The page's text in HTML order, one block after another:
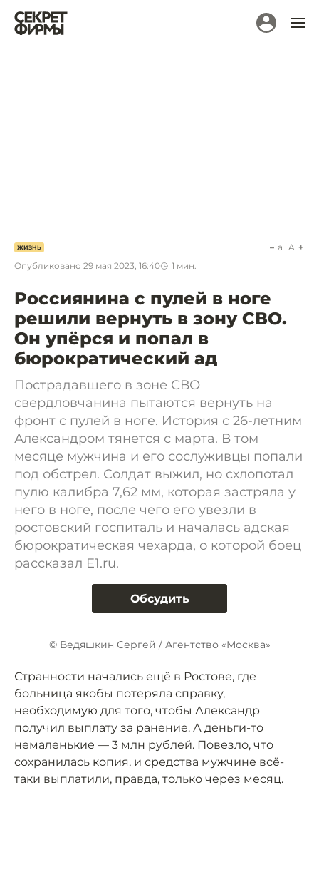
ЖИЗНЬ
Опубликовано 29 мая 2023, 16:40 1 мин.
a A
Россиянина с пулей в ноге
решили вернуть в зону СВО.
Он упёрся и попал в
бюрократический ад
Пострадавшего в зоне СВО
свердловчанина пытаются вернуть на
фронт с пулей в ноге. История с 26-летним
Александром тянется с марта. В том
месяце мужчина и его сослуживцы попали
под обстрел. Солдат выжил, но схлопотал
пулю калибра 7,62 мм, которая застряла у
него в ноге, после чего его увезли в
ростовский госпиталь и началась адская
бюрократическая чехарда, о которой боец
рассказал E1.ru.
Обсудить
© Ведяшкин Сергей / Агентство «Москва»
Странности начались ещё в Ростове, где
больница якобы потеряла справку,
необходимую для того, чтобы Александр
получил выплату за ранение. А деньги-то
немаленькие — 3 млн рублей. Повезло, что
сохранилась копия, и средства мужчине всё-
таки выплатили, правда, только через месяц.